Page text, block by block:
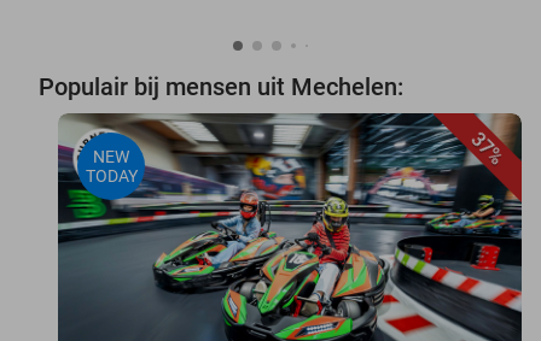
Populair bij mensen uit Mechelen:
37%
NEW
TODAY